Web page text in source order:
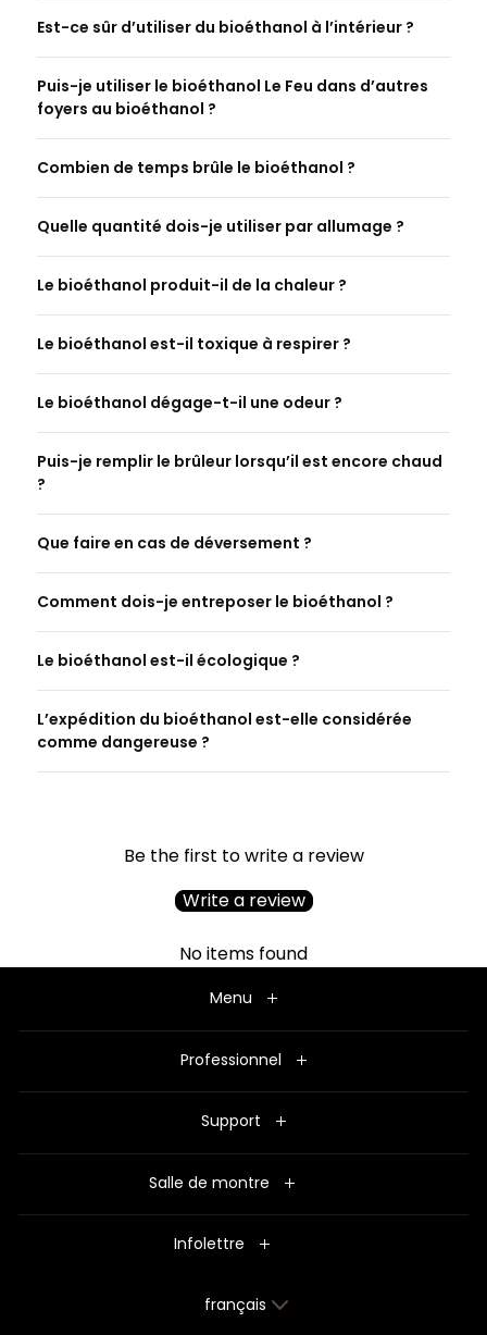
Est-ce sûr d’utiliser du bioéthanol à l’intérieur ?
Puis-je utiliser le bioéthanol Le Feu dans d’autres
foyers au bioéthanol ?
Combien de temps brûle le bioéthanol ?
Quelle quantité dois-je utiliser par allumage ?
Le bioéthanol produit-il de la chaleur ?
Le bioéthanol est-il toxique à respirer ?
Le bioéthanol dégage-t-il une odeur ?
Puis-je remplir le brûleur lorsqu’il est encore chaud
?
Que faire en cas de déversement ?
Comment dois-je entreposer le bioéthanol ?
Le bioéthanol est-il écologique ?
L’expédition du bioéthanol est-elle considérée
comme dangereuse ?
Be the first to write a review
Write a review
No items found
Menu
Professionnel
Support
Salle de montre
Infolettre
Langue
français